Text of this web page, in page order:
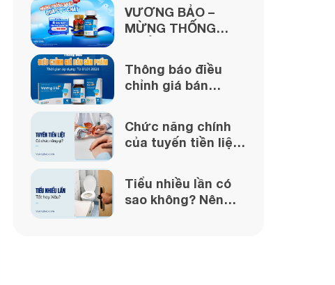
phẩm Thái Minh
VƯƠNG BẢO –
MỪNG THỐNG
Thông báo điều
chỉnh giá bán
Chức năng chính
của tuyến tiền liệt
Tiểu nhiều lần có
sao không? Nên